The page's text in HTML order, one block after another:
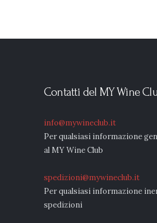
Contatti del MY Wine
info@mywineclub.it
Per qualsiasi informazione
al MY Wine Club
spedizioni@mywineclub.it
Per qualsiasi informazione
spedizioni